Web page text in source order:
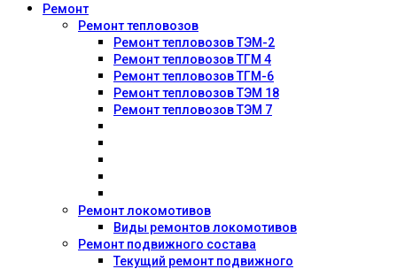
Ремонт
Ремонт тепловозов
Ремонт тепловозов ТЭМ-2
Ремонт тепловозов ТГМ 4
Ремонт тепловозов ТГМ-6
Ремонт тепловозов ТЭМ 18
Ремонт тепловозов ТЭМ 7
Ремонт локомотивов
Виды ремонтов локомотивов
Ремонт подвижного состава
Текущий ремонт подвижного